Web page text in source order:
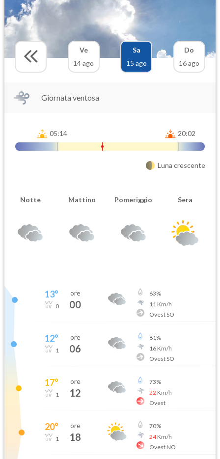
Ve
14 ago
Sa
15 ago
Do
16 ago
Giornata ventosa
05:14 20:02
Luna crescente
Notte Mattino Pomeriggio Sera
13°
0
ore
00
63%
11 Km/h
Ovest SO
12°
1
ore
06
81%
16Km/h
Ovest SO
17°
1
ore
12
73%
22 Km/h
Ovest
20°
1
ore
18
70%
24Km/h
Ovest NO